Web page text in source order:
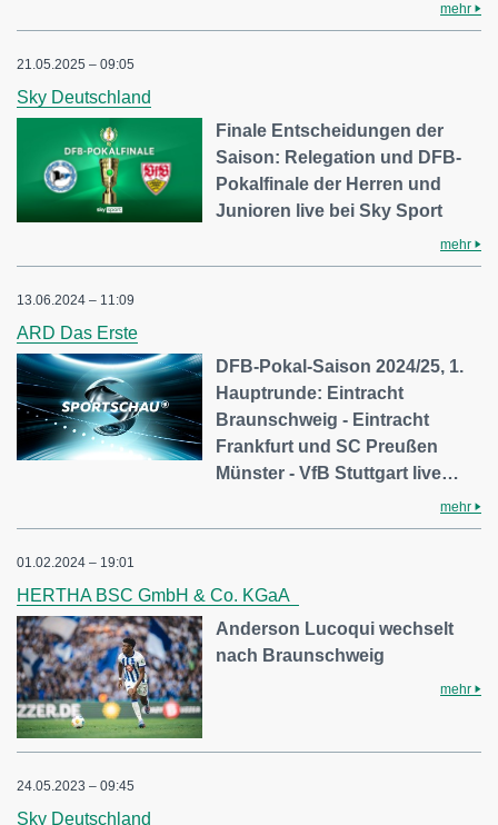
mehr
21.05.2025 – 09:05
Sky Deutschland
Finale Entscheidungen der
Saison: Relegation und DFB-
Pokalfinale der Herren und
Junioren live bei Sky Sport
mehr
13.06.2024 – 11:09
ARD Das Erste
DFB-Pokal-Saison 2024/25, 1.
Hauptrunde: Eintracht
Braunschweig - Eintracht
Frankfurt und SC Preußen
Münster - VfB Stuttgart live…
mehr
01.02.2024 – 19:01
HERTHA BSC GmbH & Co. KGaA
Anderson Lucoqui wechselt
nach Braunschweig
mehr
24.05.2023 – 09:45
Sky Deutschland